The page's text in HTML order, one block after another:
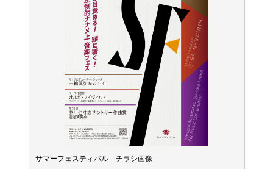
サマーフェスティバル チラシ画像